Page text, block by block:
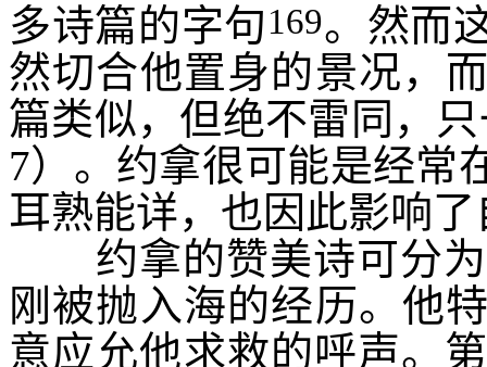
多诗篇的字句169。然而
然切合他置身的景况，
篇类似，但绝不雷同，
7）。约拿很可能是经常
耳熟能详，也因此影响
约拿的赞美诗可分为
刚被抛入海的经历。他
意应允他求救的呼声。